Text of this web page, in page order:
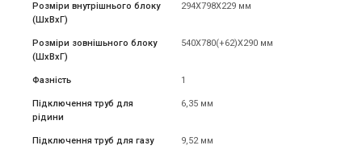
Розміри внутрішнього блоку
(ШxВxГ)
294X798X229 мм
Розміри зовнішьного блоку
(ШxВxГ)
540X780(+62)X290 мм
Фазність 1
Підключення труб для
рідини
6,35 мм
Підключення труб для газу 9,52 мм